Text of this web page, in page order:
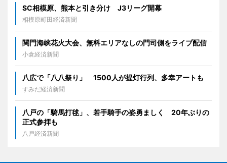
SC相模原、熊本と引き分け J3リーグ開幕
相模原町田経済新聞
関門海峡花火大会、無料エリアなしの門司側をライブ配信
小倉経済新聞
八広で「八八祭り」 1500人が提灯行列、多幸アートも
すみだ経済新聞
八戸の「騎馬打毬」、若手騎手の姿勇ましく 20年ぶりの
正式参拝も
八戸経済新聞